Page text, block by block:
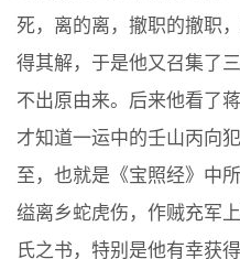
死，离的离，撤职的撤职
得其解，于是他又召集了
不出原由来。后来他看了
才知道一运中的壬山丙向
至，也就是《宝照经》中
缢离乡蛇虎伤，作贼充军
氏之书，特别是他有幸获